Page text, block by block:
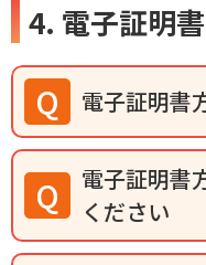
4. 電子証明
電子証明書
電子証明書
ください